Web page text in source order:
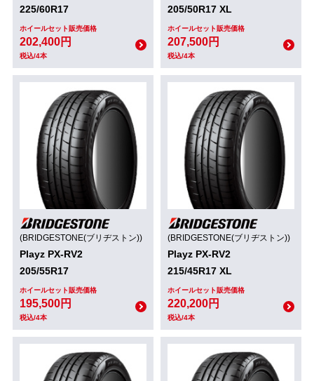
225/60R17
ホイールセット販売価格
202,400円
税込/4本
205/50R17 XL
ホイールセット販売価格
207,500円
税込/4本
(BRIDGESTONE(ブリヂストン))
Playz PX-RV2
205/55R17
ホイールセット販売価格
195,500円
税込/4本
(BRIDGESTONE(ブリヂストン))
Playz PX-RV2
215/45R17 XL
ホイールセット販売価格
220,200円
税込/4本